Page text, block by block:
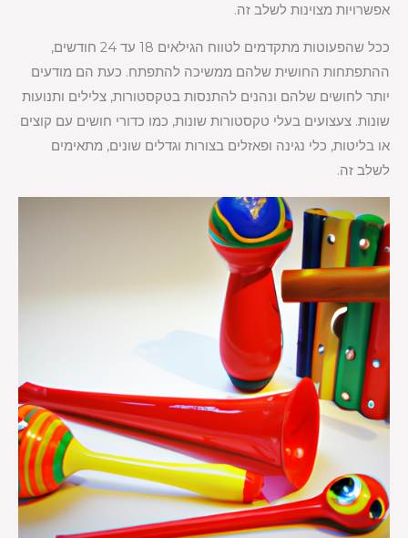
אפשרויות מצוינות לשלב זה.
ככל שהפעוטות מתקדמים לטווח הגילאים 18 עד 24 חודשים,
ההתפתחות החושית שלהם ממשיכה להתפתח. כעת הם מודעים
יותר לחושים שלהם ונהנים להתנסות בטקסטורות, צלילים ותנועות
שונות. צעצועים בעלי טקסטורות שונות, כמו כדורי חושים עם קוצים
או בליטות, כלי נגינה ופאזלים בצורות וגדלים שונים, מתאימים
לשלב זה.